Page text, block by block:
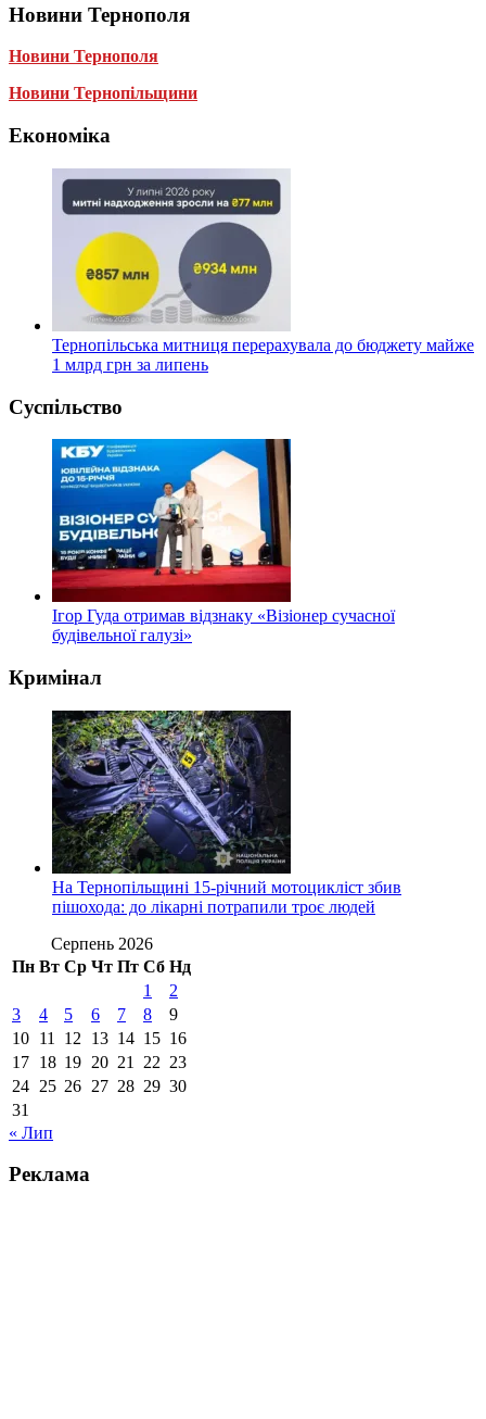
Новини Тернополя
Новини Тернополя
Новини Тернопільщини
Економіка
Тернопільська митниця перерахувала до бюджету майже
1 млрд грн за липень
Суспільство
Ігор Гуда отримав відзнаку «Візіонер сучасної
будівельної галузі»
Кримінал
На Тернопільщині 15-річний мотоцикліст збив
пішохода: до лікарні потрапили троє людей
Серпень 2026
Пн Вт Ср Чт Пт Сб Нд
1
2
3
4 5 6 7 8
9
10 11 12 13 14 15 16
17 18 19 20 21 22 23
24 25 26 27 28 29 30
31
« Лип
Реклама